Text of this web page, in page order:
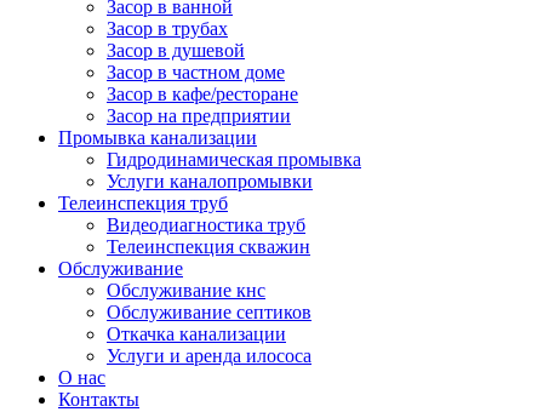
Засор в ванной
Засор в трубах
Засор в душевой
Засор в частном доме
Засор в кафе/ресторане
Засор на предприятии
Промывка канализации
Гидродинамическая промывка
Услуги каналопромывки
Телеинспекция труб
Видеодиагностика труб
Телеинспекция скважин
Обслуживание
Обслуживание кнс
Обслуживание септиков
Откачка канализации
Услуги и аренда илососа
О нас
Контакты